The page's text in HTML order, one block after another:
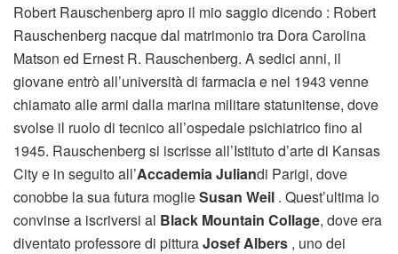
Robert Rauschenberg apro il mio saggio dicendo : Robert
Rauschenberg nacque dal matrimonio tra Dora Carolina
Matson ed Ernest R. Rauschenberg. A sedici anni, il
giovane entrò all’università di farmacia e nel 1943 venne
chiamato alle armi dalla marina militare statunitense, dove
svolse il ruolo di tecnico all’ospedale psichiatrico fino al
1945. Rauschenberg si iscrisse all’Istituto d’arte di Kansas
City e in seguito all’Accademia Juliandi Parigi, dove
conobbe la sua futura moglieSusan Weil . Quest’ultima lo
convinse a iscriversi al Black Mountain Collage, dove era
diventato professore di pitturaJosef Albers , uno dei